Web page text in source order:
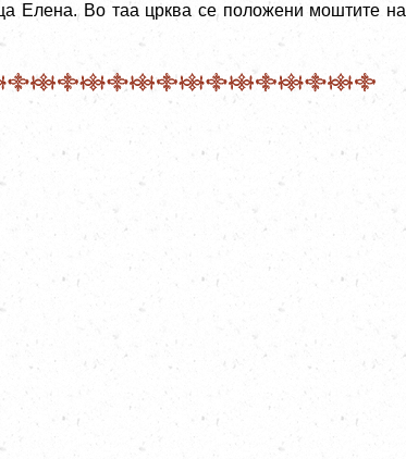
Елена. Во таа црква се положени моштите на